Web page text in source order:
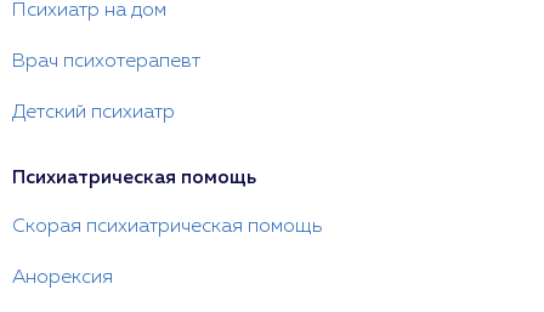
Психиатр на дом
Врач психотерапевт
Детский психиатр
Психиатрическая помощь
Скорая психиатрическая помощь
Анорексия